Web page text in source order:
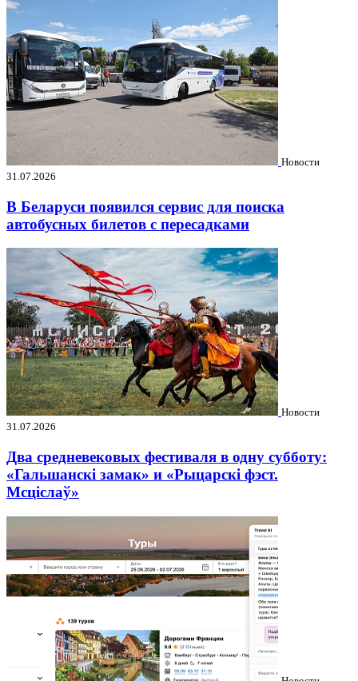
Новости
31.07.2026
В Беларуси появился сервис для поиска
автобусных билетов с пересадками
Новости
31.07.2026
Два средневековых фестиваля в одну субботу:
«Гальшанскі замак» и «Рыцарскі фэст.
Мсціслаў»